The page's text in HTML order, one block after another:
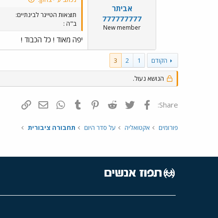
אביתר
777777777
New member
תוצאות הטייגר לבינתיים:
ב"ה :
יפה מאוד ! כל הכבוד !
הקודם 1
2
3
הנושא נעול.
Share: פייסבוק Twitter
Reddit
Pinterest
Tumblr
WhatsAppדואר אלקטרוני
פורומים אקטואליה על סדר היום תחבורה ציבורית